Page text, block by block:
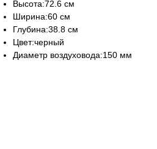
Высота:72.6 см
Ширина:60 см
Глубина:38.8 см
Цвет:черный
Диаметр воздуховода:150 мм